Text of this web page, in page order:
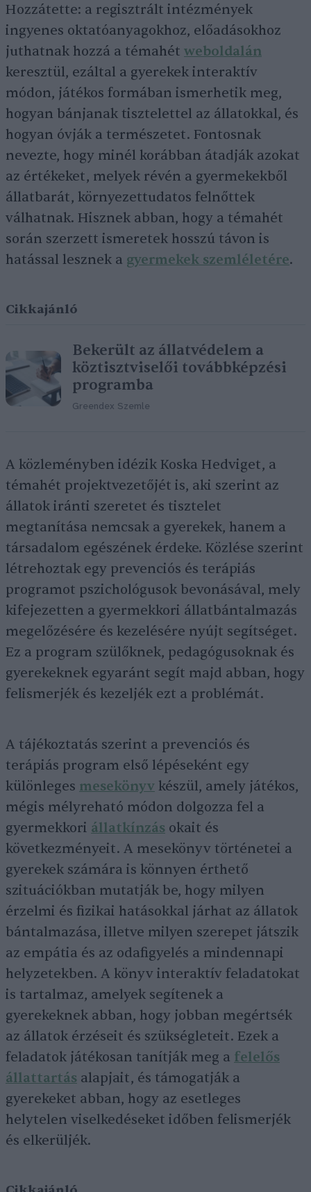
Hozzátette: a regisztrált intézmények
ingyenes oktatóanyagokhoz, előadásokhoz
juthatnak hozzá a témahét weboldalán
keresztül, ezáltal a gyerekek interaktív
módon, játékos formában ismerhetik meg,
hogyan bánjanak tisztelettel az állatokkal, és
hogyan óvják a természetet. Fontosnak
nevezte, hogy minél korábban átadják azokat
az értékeket, melyek révén a gyermekekből
állatbarát, környezettudatos felnőttek
válhatnak. Hisznek abban, hogy a témahét
során szerzett ismeretek hosszú távon is
hatással lesznek a gyermekek szemléletére.
Cikkajánló
Bekerült az állatvédelem a
köztisztviselői továbbképzési
programba
Greendex Szemle
A közleményben idézik Koska Hedviget, a
témahét projektvezetőjét is, aki szerint az
állatok iránti szeretet és tisztelet
megtanítása nemcsak a gyerekek, hanem a
társadalom egészének érdeke. Közlése szerint
létrehoztak egy prevenciós és terápiás
programot pszichológusok bevonásával, mely
kifejezetten a gyermekkori állatbántalmazás
megelőzésére és kezelésére nyújt segítséget.
Ez a program szülőknek, pedagógusoknak és
gyerekeknek egyaránt segít majd abban, hogy
felismerjék és kezeljék ezt a problémát.
A tájékoztatás szerint a prevenciós és
terápiás program első lépéseként egy
különleges mesekönyv készül, amely játékos,
mégis mélyreható módon dolgozza fel a
gyermekkori állatkínzás okait és
következményeit. A mesekönyv történetei a
gyerekek számára is könnyen érthető
szituációkban mutatják be, hogy milyen
érzelmi és fizikai hatásokkal járhat az állatok
bántalmazása, illetve milyen szerepet játszik
az empátia és az odafigyelés a mindennapi
helyzetekben. A könyv interaktív feladatokat
is tartalmaz, amelyek segítenek a
gyerekeknek abban, hogy jobban megértsék
az állatok érzéseit és szükségleteit. Ezek a
feladatok játékosan tanítják meg a felelős
állattartás alapjait, és támogatják a
gyerekeket abban, hogy az esetleges
helytelen viselkedéseket időben felismerjék
és elkerüljék.